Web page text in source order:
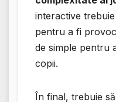
interactive
pentru a fi
de simple pentru
copii.
În final, trebuie